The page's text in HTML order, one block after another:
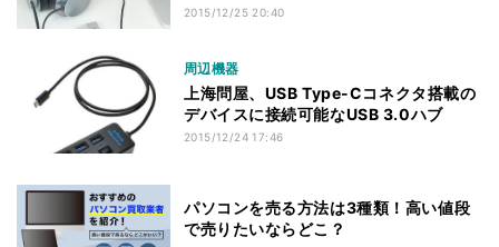
2015/12/25 20:40
周辺機器
上海問屋、USB Type-Cコネクタ搭載の
デバイスに接続可能なUSB 3.0ハブ
2015/12/24 17:46
パソコンを売る方法は3種類！高い値段
で売りたいならどこ？